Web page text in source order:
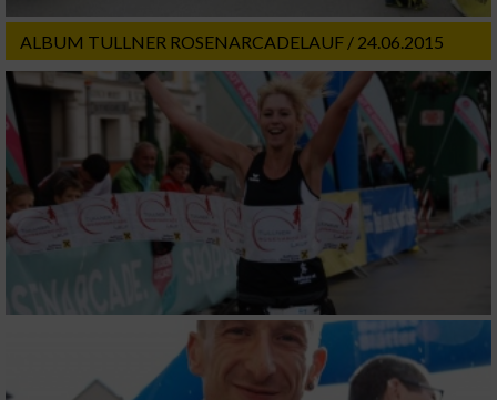
ALBUM TULLNER ROSENARCADELAUF / 24.06.2015